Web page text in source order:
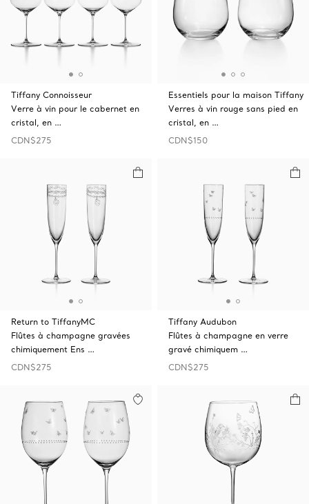
Tiffany Connoisseur
Verre à vin pour le cabernet en
cristal, en …
CDN$275
Essentiels pour la maison Tiffany
Verres à vin rouge sans pied en
cristal, en …
CDN$150
Return to TiffanyMC
Flûtes à champagne gravées
chimiquement Ens …
CDN$275
Tiffany Audubon
Flûtes à champagne en verre
gravé chimiquem …
CDN$275